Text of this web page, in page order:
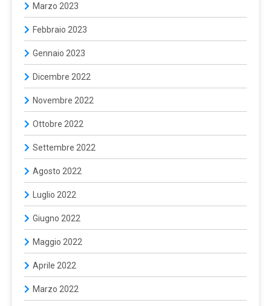
Marzo 2023
Febbraio 2023
Gennaio 2023
Dicembre 2022
Novembre 2022
Ottobre 2022
Settembre 2022
Agosto 2022
Luglio 2022
Giugno 2022
Maggio 2022
Aprile 2022
Marzo 2022